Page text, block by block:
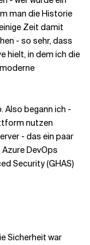
man die Historie
Zeit damit
- so sehr, dass
hielt, in dem ich die
Also begann ich -
nutzen
- das ein paar
DevOps
Security (GHAS)
Sicherheit war